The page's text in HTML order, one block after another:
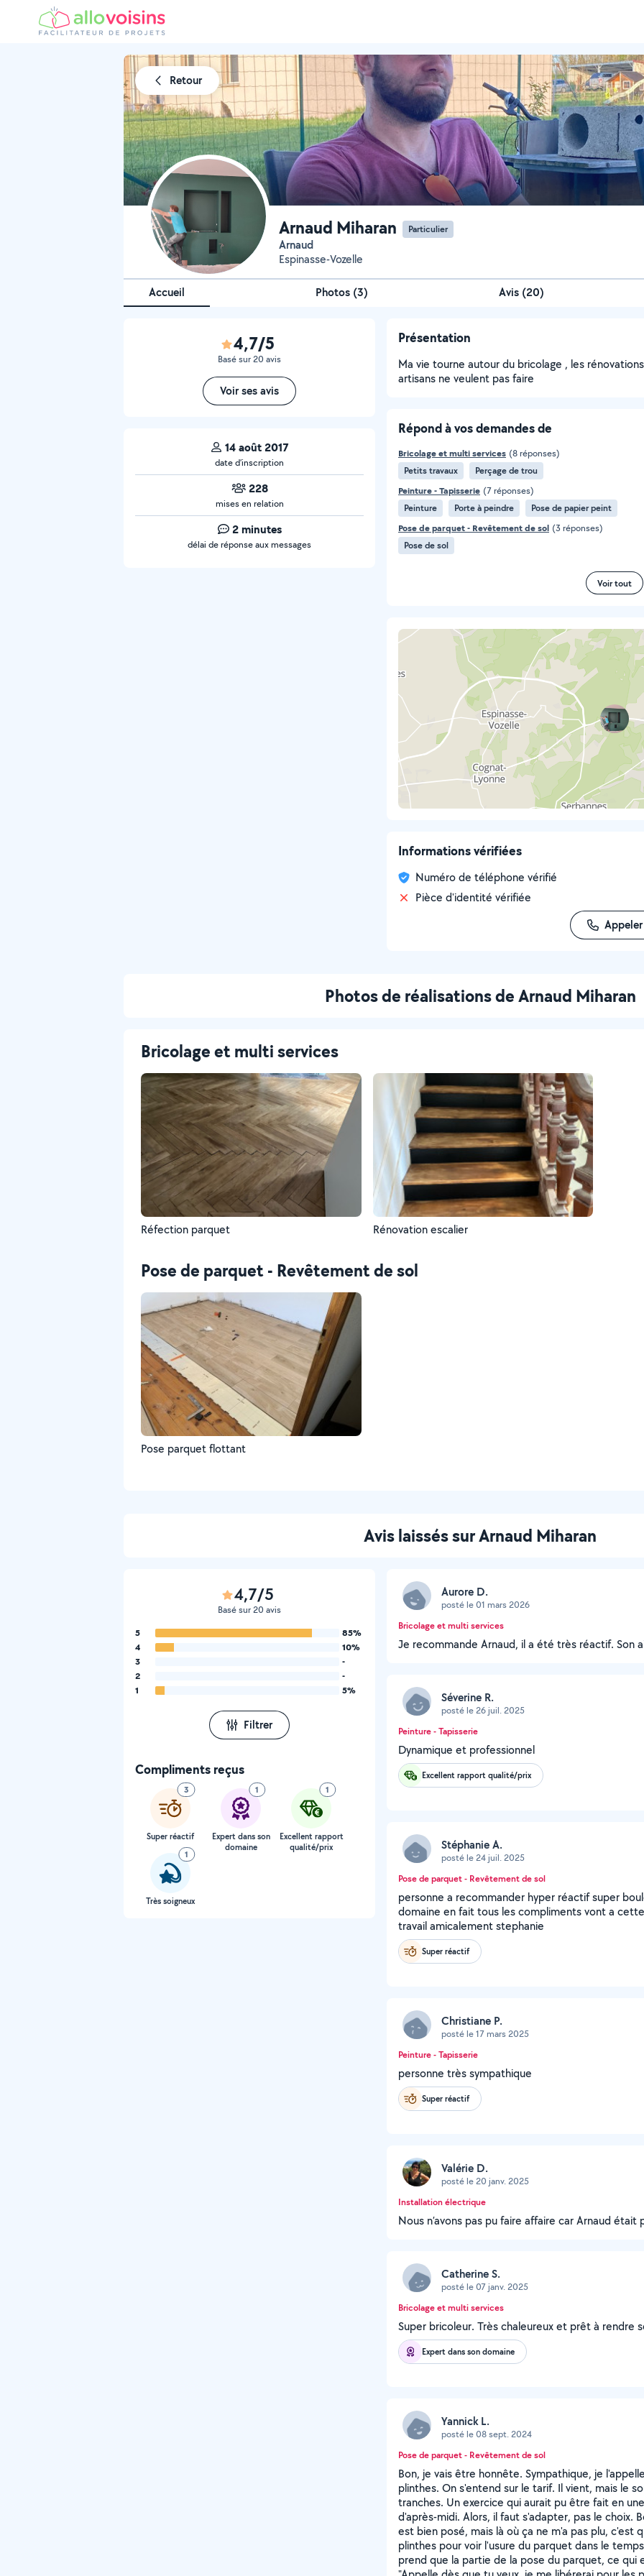
Retour
Arnaud Miharan Particulier
Arnaud
Espinasse-Vozelle
Accueil Photos (3) Avis (20)
4,7/5
Basé sur 20 avis
Voir ses avis
14 août 2017
date d’inscription
228
mises en relation
2 minutes
délai de réponse aux messages
Présentation
Ma vie tourne autour du bricolage , les
artisans ne veulent pas faire
Répond à vos demandes de
Bricolage et multi services (8 réponses)
Petits travaux
Perçage de trou
Peinture - Tapisserie (7 réponses)
Peinture
Porte à peindre
Pose de papier peint
Pose de parquet - Revêtement de sol (3 réponses)
Pose de sol
Voir tout
Informations vérifiées
Numéro de téléphone vérifié
Pièce d'identité vérifiée
Appeler
Photos de réalisations de Arnaud Miharan
Bricolage et multi services
Réfection parquet Rénovation escalier
Pose de parquet - Revêtement de sol
Pose parquet flottant
Avis laissés sur Arnaud Miharan
4,7/5
Basé sur 20 avis
5
85%
4
10%
3
-
2
-
1
5%
Filtrer
Compliments reçus
3
Super réactif
1
Expert dans son
domaine
1
Excellent rapport
qualité/prix
1
Très soigneux
Aurore D.
posté le 01 mars 2026
Bricolage et multi services
Je recommande Arnaud, il a été très réactif. Son
Séverine R.
posté le 26 juil. 2025
Peinture - Tapisserie
Dynamique et professionnel
Excellent rapport qualité/prix
Stéphanie A.
posté le 24 juil. 2025
Pose de parquet - Revêtement de sol
personne a recommander hyper réactif super
domaine en fait tous les compliments vont a
travail amicalement stephanie
Super réactif
Christiane P.
posté le 17 mars 2025
Peinture - Tapisserie
personne très sympathique
Super réactif
Valérie D.
posté le 20 janv. 2025
Installation électrique
Nous n’avons pas pu faire affaire car Arnaud était
Catherine S.
posté le 07 janv. 2025
Bricolage et multi services
Super bricoleur. Très chaleureux et prêt à rendre
Expert dans son domaine
Yannick L.
posté le 08 sept. 2024
Pose de parquet - Revêtement de sol
Bon, je vais être honnête. Sympathique, je
plinthes. On s'entend sur le tarif. Il vient, mais le
tranches. Un exercice qui aurait pu être fait en
d'après-midi. Alors, il faut s'adapter, pas le choix.
est bien posé, mais là où ça ne m'a pas plu, c'est
plinthes pour voir l'usure du parquet dans le
prend que la partie de la pose du parquet, ce